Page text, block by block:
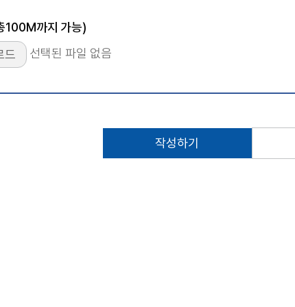
100M까지 가능)
드
선택된 파일 없음
작성하기